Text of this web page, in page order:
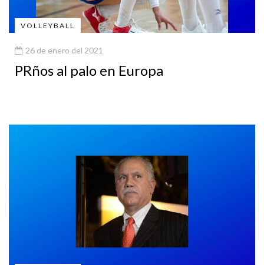
VOLLEYBALL
26 de enero del 2021
PRños al palo en Europa